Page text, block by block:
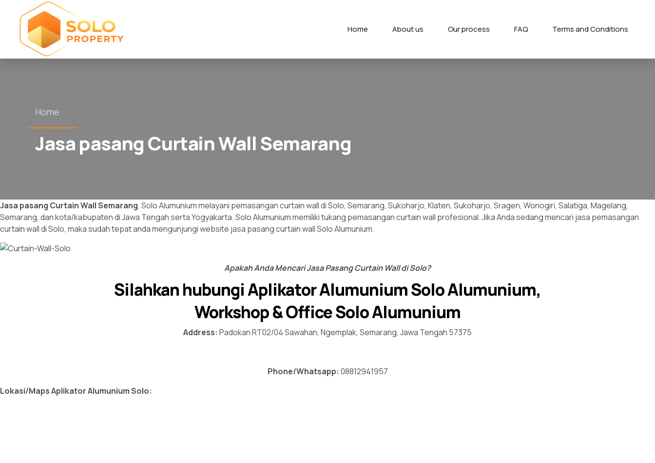
Home About us Our process FAQ Terms and Conditions
Home
Jasa pasang Curtain Wall Semarang
Jasa pasang Curtain Wall Semarang, Solo Alumunium melayani pemasangan curtain wall di Solo, Semarang, Sukoharjo, Klaten, Sukoharjo, Sragen, Wonogiri, Salatiga, Magelang,
Semarang, dan kota/kabupaten di Jawa Tengah serta Yogyakarta. Solo Alumunium memiliki tukang pemasangan curtain wall profesional. Jika Anda sedang mencari jasa pemasangan
curtain wall di Solo, maka sudah tepat anda mengunjungi website jasa pasang curtain wall SoloAlumunium.
Apakah Anda Mencari Jasa Pasang Curtain Wall di Solo?
Silahkan hubungi Aplikator Alumunium Solo Alumunium,
Workshop & Office Solo Alumunium
Address: Padokan RT02/04 Sawahan, Ngemplak, Semarang, Jawa Tengah 57375
Phone/Whatsapp: 08812941957
Lokasi/Maps Aplikator Alumunium Solo: